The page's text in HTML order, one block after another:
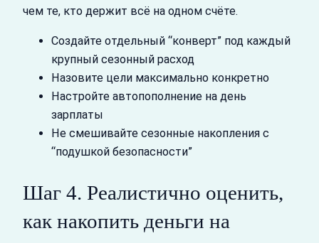
чем те, кто держит всё на одном счёте.
Создайте отдельный “конверт” под каждый
крупный сезонный расход
Назовите цели максимально конкретно
Настройте автопополнение на день
зарплаты
Не смешивайте сезонные накопления с
“подушкой безопасности”
Шаг 4. Реалистично оценить,
как накопить деньги на